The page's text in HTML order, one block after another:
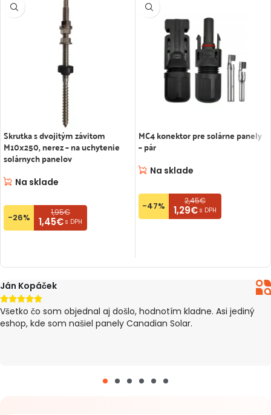
Skrutka s dvojitým závitom
M10x250, nerez – na uchytenie
solárnych panelov
Na sklade
-26% 1,95€
1,45€ s DPH
MC4 konektor pre solárne panely
– pár
Na sklade
-47% 2,45€
1,29€ s DPH
Ján Kopáček

Všetko čo som objednal aj došlo, hodnotím kladne. Asi jediný
eshop, kde som našiel panely Canadian Solar.